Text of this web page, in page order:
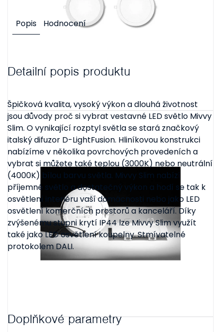
Popis Hodnocení
Detailní popis produktu
Špičková kvalita, vysoký výkon a dlouhá životnost
jsou důvody proč si vybrat vestavné LED světlo Mivvy
Slim. O vynikající rozptyl světla se stará značkový
italský difuzor D-LightFusion. Hliníkovou konstrukci
nabízíme v několika povrchových provedeních a
vybrat si můžete také teplou (3000K) nebo neutrální
(4000K) bílou barvu světla. Mivvy Slim nabízí
příjemné světlo a dostatečný výkon a hodí se tak k
osvětlení interiéru vaší domácnosti nebo jako LED
osvětlení komerčních prostorů a kanceláří. Díky
zvýšenému stupni krytí IP44 lze Mivvy Slim využít
také jako LED osvětlení koupelny. Stmívatelné
protokolem DALI.
Doplňkové parametry